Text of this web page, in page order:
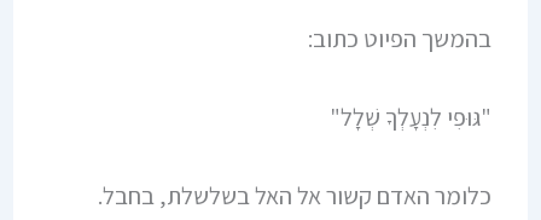
בהמשך הפיוט כתוב:
"גּוּפִי לִנְעָלְךָ שְׁלָל"
כלומר האדם קשור אל האל בשלשלת, בחבל.